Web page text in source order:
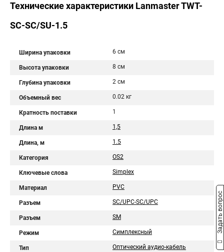
Технические характеристики Lanmaster TWT-
SC-SC/SU-1.5
Ширина упаковки 6 см
Высота упаковки 8 см
Глубина упаковки 2 см
Объемный вес 0.02 кг
Кратность поставки 1
Длина м 1,5
Длина, м 1.5
Категория OS2
Ключевые слова Simplex
Материал PVC
Разъем SC/UPC-SC/UPC
Разъем SM
Режим Симплексный
Тип Оптический аудио-кабель
Задать вопрос